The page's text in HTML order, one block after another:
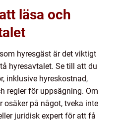
läsa och
hyresgäst är det viktigt
hyresavtalet. Se till att du
inklusive hyreskostnad,
regler för uppsägning. Om
osäker på något, tveka inte
juridisk expert för att få